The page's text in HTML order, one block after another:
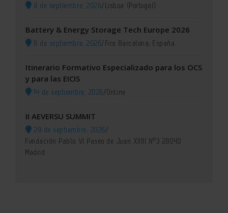
8 de septiembre, 2026/Lisboa (Portugal)
Battery & Energy Storage Tech Europe 2026
8 de septiembre, 2026/Fira Barcelona, España
Itinerario Formativo Especializado para los OCS
y para las EICIS
14 de septiembre, 2026/Online
II AEVERSU SUMMIT
29 de septiembre, 2026/
Fundación Pablo VI Paseo de Juan XXIII Nº3 28040
Madrid